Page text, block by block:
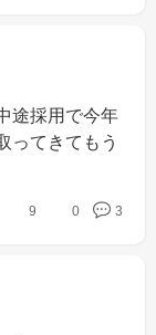
途採用で今年
ってきてもう
9 0 3